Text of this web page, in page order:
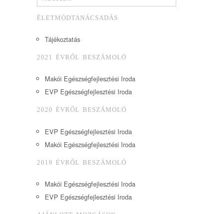
ÉLETMÓDTANÁCSADÁS
Tájékoztatás
2021 ÉVRŐL BESZÁMOLÓ
Makói Egészségfejlesztési Iroda
EVP Egészségfejlesztési Iroda
2020 ÉVRŐL BESZÁMOLÓ
EVP Egészségfejlesztési Iroda
Makói Egészségfejlesztési Iroda
2019 ÉVRŐL BESZÁMOLÓ
Makói Egészségfejlesztési Iroda
EVP Egészségfejlesztési Iroda